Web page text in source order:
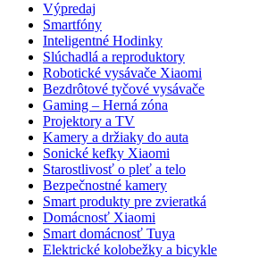
Výpredaj
Smartfóny
Inteligentné Hodinky
Slúchadlá a reproduktory
Robotické vysávače Xiaomi
Bezdrôtové tyčové vysávače
Gaming – Herná zóna
Projektory a TV
Kamery a držiaky do auta
Sonické kefky Xiaomi
Starostlivosť o pleť a telo
Bezpečnostné kamery
Smart produkty pre zvieratká
Domácnosť Xiaomi
Smart domácnosť Tuya
Elektrické kolobežky a bicykle